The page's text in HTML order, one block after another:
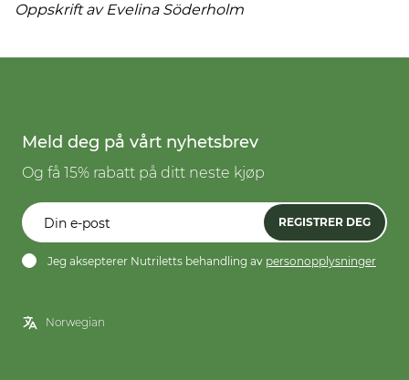
Oppskrift av Evelina Söderholm
Meld deg på vårt nyhetsbrev
Og få 15% rabatt på ditt neste kjøp
REGISTRER DEG
Jeg aksepterer Nutriletts behandling av personopplysninger